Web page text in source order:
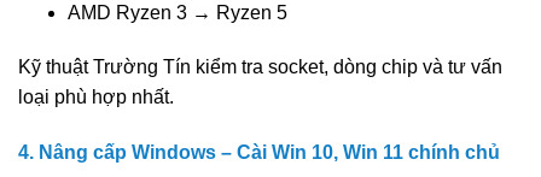
AMD Ryzen 3 → Ryzen 5
Kỹ thuật Trường Tín kiểm tra socket, dòng chip và tư vấn
loại phù hợp nhất.
4. Nâng cấp Windows – Cài Win 10, Win 11 chính chủ